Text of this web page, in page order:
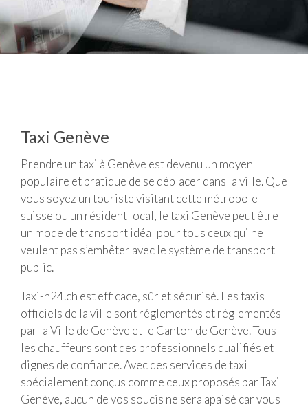
Taxi Genève
Prendre un taxi à Genève est devenu un moyen
populaire et pratique de se déplacer dans la ville. Que
vous soyez un touriste visitant cette métropole
suisse ou un résident local, le taxi Genève peut être
un mode de transport idéal pour tous ceux qui ne
veulent pas s’embêter avec le système de transport
public.
Taxi-h24.ch est efficace, sûr et sécurisé. Les taxis
officiels de la ville sont réglementés et réglementés
par la Ville de Genève et le Canton de Genève. Tous
les chauffeurs sont des professionnels qualifiés et
dignes de confiance. Avec des services de taxi
spécialement conçus comme ceux proposés par Taxi
Genève, aucun de vos soucis ne sera apaisé car vous